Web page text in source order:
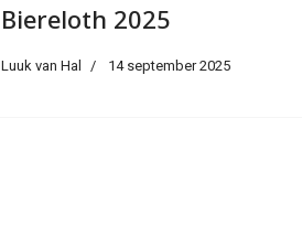
Biereloth 2025
Luuk van Hal 14 september 2025